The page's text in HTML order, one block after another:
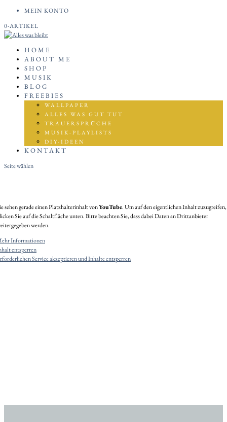
MEIN KONTO
0-ARTIKEL
HOME
ABOUT ME
SHOP
MUSIK
BLOG
FREEBIES
WALLPAPER
ALLES WAS GUT TUT
TRAUERSPRÜCHE
MUSIK-PLAYLISTS
DIY-IDEEN
KONTAKT
Seite wählen
sehen gerade einen Platzhalterinhalt vonYouTube. Um auf den eigentlichen Inhalt zuzugreifen,
Sie auf die Schaltfläche unten. Bitte beachten Sie, dass dabei Daten an Drittanbieter
werden.
Informationen
entsperren
Service akzeptieren und Inhalte entsperren